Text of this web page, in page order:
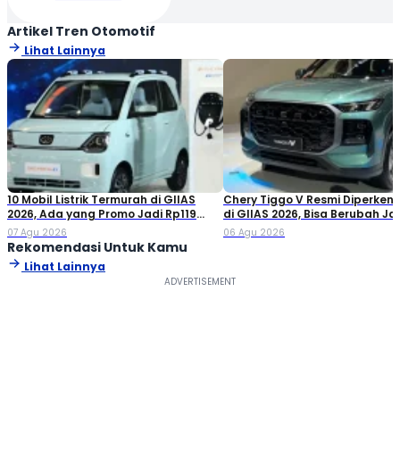
Artikel Tren Otomotif
Lihat Lainnya
10 Mobil Listrik Termurah di GIIAS
2026, Ada yang Promo Jadi Rp119
Jutaan!
07 Agu 2026
Chery Tiggo V Resmi
di GIIAS 2026, Bisa Berubah
Double Cabin
06 Agu 2026
Rekomendasi Untuk Kamu
Lihat Lainnya